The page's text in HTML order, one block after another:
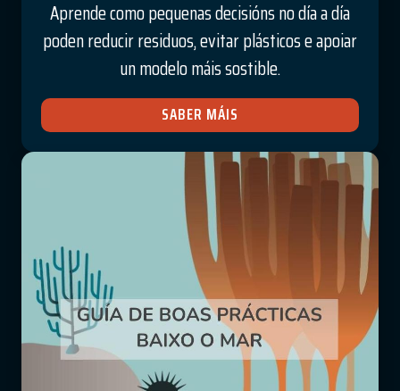
Aprende como pequenas decisións no día a día
poden reducir residuos, evitar plásticos e apoiar
un modelo máis sostible.
SABER MÁIS